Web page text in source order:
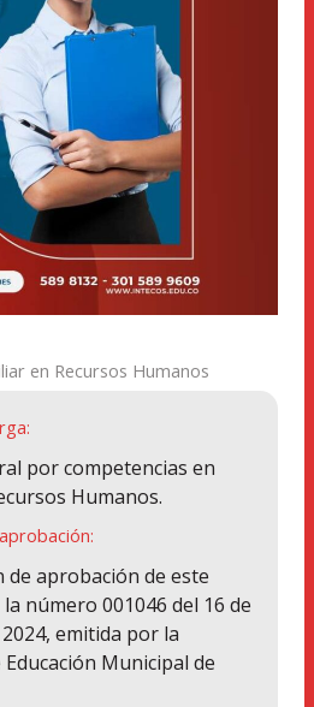
en Recursos Humanos
por competencias en
Humanos.
de aprobación de este
número 001046 del 16 de
emitida por la
Municipal de